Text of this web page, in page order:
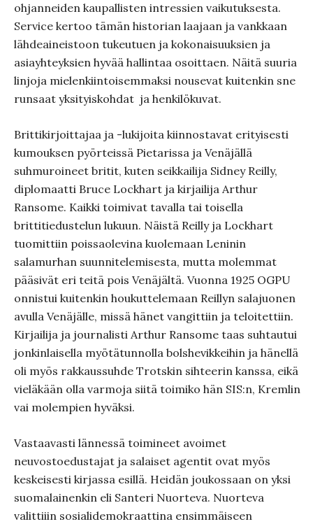
ohjanneiden kaupallisten intressien vaikutuksesta.
Service kertoo tämän historian laajaan ja vankkaan
lähdeaineistoon tukeutuen ja kokonaisuuksien ja
asiayhteyksien hyvää hallintaa osoittaen. Näitä suuria
linjoja mielenkiintoisemmaksi nousevat kuitenkin sne
runsaat yksityiskohdat ja henkilökuvat.
Brittikirjoittajaa ja -lukijoita kiinnostavat erityisesti
kumouksen pyörteissä Pietarissa ja Venäjällä
suhmuroineet britit, kuten seikkailija Sidney Reilly,
diplomaatti Bruce Lockhart ja kirjailija Arthur
Ransome. Kaikki toimivat tavalla tai toisella
brittitiedustelun lukuun. Näistä Reilly ja Lockhart
tuomittiin poissaolevina kuolemaan Leninin
salamurhan suunnitelemisesta, mutta molemmat
pääsivät eri teitä pois Venäjältä. Vuonna 1925 OGPU
onnistui kuitenkin houkuttelemaan Reillyn salajuonen
avulla Venäjälle, missä hänet vangittiin ja teloitettiin.
Kirjailija ja journalisti Arthur Ransome taas suhtautui
jonkinlaisella myötätunnolla bolshevikkeihin ja hänellä
oli myös rakkaussuhde Trotskin sihteerin kanssa, eikä
vieläkään olla varmoja siitä toimiko hän SIS:n, Kremlin
vai molempien hyväksi.
Vastaavasti lännessä toimineet avoimet
neuvostoedustajat ja salaiset agentit ovat myös
keskeisesti kirjassa esillä. Heidän joukossaan on yksi
suomalainenkin eli Santeri Nuorteva. Nuorteva
valittiiin sosialidemokraattina ensimmäiseen